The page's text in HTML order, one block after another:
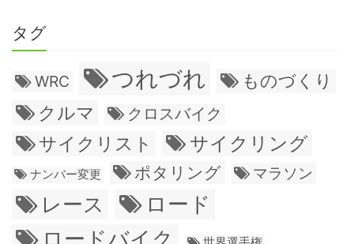
タグ
WRC つれづれ ものづくり
クルマ クロスバイク
サイクリスト サイクリング
ナンバー変更 ポタリング マラソン
レース
ロード
ロードバイク